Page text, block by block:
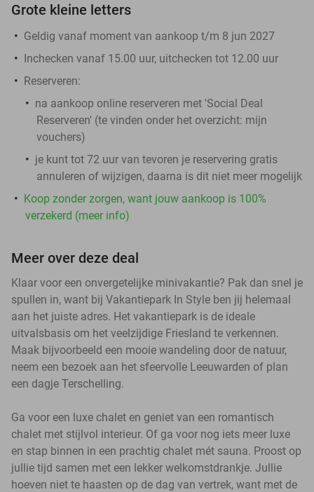
Grote kleine letters
Geldig vanaf moment van aankoop t/m 8 jun 2027
Inchecken vanaf 15.00 uur, uitchecken tot 12.00 uur
Reserveren:
na aankoop online reserveren met 'Social Deal
Reserveren' (te vinden onder het overzicht: mijn
vouchers)
je kunt tot 72 uur van tevoren je reservering gratis
annuleren of wijzigen, daarna is dit niet meer mogelijk
Koop zonder zorgen, want jouw aankoop is 100%
verzekerd (meer info)
Meer over deze deal
Klaar voor een onvergetelijke minivakantie? Pak dan snel je
spullen in, want bij Vakantiepark In Style ben jij helemaal
aan het juiste adres. Het vakantiepark is de ideale
uitvalsbasis om het veelzijdige Friesland te verkennen.
Maak bijvoorbeeld een mooie wandeling door de natuur,
neem een bezoek aan het sfeervolle Leeuwarden of plan
een dagje Terschelling.
Ga voor een luxe chalet en geniet van een romantisch
chalet met stijlvol interieur. Of ga voor nog iets meer luxe
en stap binnen in een prachtig chalet mét sauna. Proost op
jullie tijd samen met een lekker welkomstdrankje. Jullie
hoeven niet te haasten op de dag van vertrek, want met de